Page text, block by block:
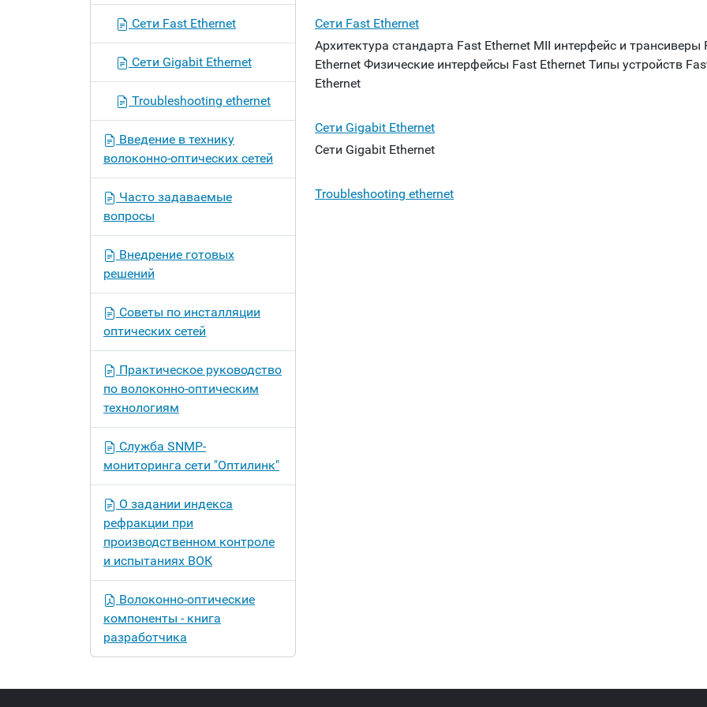
Сети Fast Ethernet
Архитектура стандарта Fast Ethernet MII интерфейс и трансиверы
Ethernet Физические интерфейсы Fast Ethernet Типы устройств
Ethernet
Сети Gigabit Ethernet
Сети Gigabit Ethernet
Troubleshooting ethernet
Сети Fast Ethernet
Сети Gigabit Ethernet
Troubleshooting ethernet
Введение в технику
волоконно-оптических сетей
Часто задаваемые
вопросы
Внедрение готовых
решений
Советы по инсталляции
оптических сетей
Практическое руководство
по волоконно-оптическим
технологиям
Служба SNMP-
мониторинга сети "Оптилинк"
О задании индекса
рефракции при
производственном контроле
и испытаниях ВОК
Волоконно-оптические
компоненты - книга
разработчика